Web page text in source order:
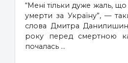
“Мені тільки дуже жаль,
умерти за Україну”, —
слова Дмитра
року перед смертною
почалась ...